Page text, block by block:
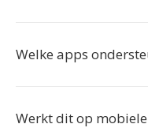
Welke apps
Werkt dit op